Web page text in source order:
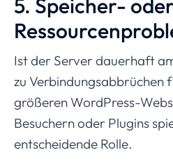
5. Speicher-
Ist der Server dauerhaft
zu Verbindungsabbrüchen
größeren WordPress-
Besuchern oder Plugins
entscheidende Rolle.